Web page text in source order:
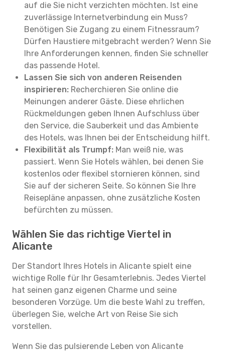
auf die Sie nicht verzichten möchten. Ist eine
zuverlässige Internetverbindung ein Muss?
Benötigen Sie Zugang zu einem Fitnessraum?
Dürfen Haustiere mitgebracht werden? Wenn Sie
Ihre Anforderungen kennen, finden Sie schneller
das passende Hotel.
Lassen Sie sich von anderen Reisenden
inspirieren: Recherchieren Sie online die
Meinungen anderer Gäste. Diese ehrlichen
Rückmeldungen geben Ihnen Aufschluss über
den Service, die Sauberkeit und das Ambiente
des Hotels, was Ihnen bei der Entscheidung hilft.
Flexibilität als Trumpf: Man weiß nie, was
passiert. Wenn Sie Hotels wählen, bei denen Sie
kostenlos oder flexibel stornieren können, sind
Sie auf der sicheren Seite. So können Sie Ihre
Reisepläne anpassen, ohne zusätzliche Kosten
befürchten zu müssen.
Wählen Sie das richtige Viertel in
Alicante
Der Standort Ihres Hotels in Alicante spielt eine
wichtige Rolle für Ihr Gesamterlebnis. Jedes Viertel
hat seinen ganz eigenen Charme und seine
besonderen Vorzüge. Um die beste Wahl zu treffen,
überlegen Sie, welche Art von Reise Sie sich
vorstellen.
Wenn Sie das pulsierende Leben von Alicante